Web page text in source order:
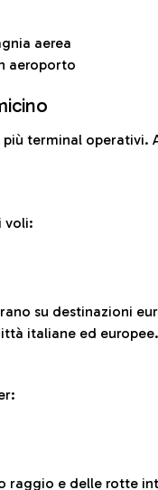
aerea
aeroporto
più terminal
voli:
su destinazioni
italiane ed europee.
e delle rotte